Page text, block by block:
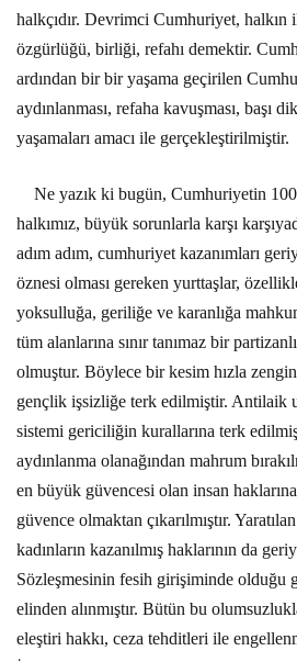
halkçıdır. Devrimci Cumhuriyet, halkın
özgürlüğü, birliği, refahı demektir.
ardından bir bir yaşama geçirilen
aydınlanması, refaha kavuşması, başı
yaşamaları amacı ile gerçekleştirilmiştir.
Ne yazık ki bugün, Cumhuriyetin
halkımız, büyük sorunlarla karşı
adım adım, cumhuriyet kazanımları
öznesi olması gereken yurttaşlar,
yoksulluğa, geriliğe ve karanlığa
tüm alanlarına sınır tanımaz bir
olmuştur. Böylece bir kesim hızla
gençlik işsizliğe terk edilmiştir. Antilaik
sistemi gericiliğin kurallarına terk
aydınlanma olanağından mahrum
en büyük güvencesi olan insan
güvence olmaktan çıkarılmıştır.
kadınların kazanılmış haklarının da
Sözleşmesinin fesih girişiminde olduğu
elinden alınmıştır. Bütün bu
eleştiri hakkı, ceza tehditleri ile